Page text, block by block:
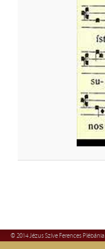
© 2014 Jézus Szíve Ferences Plébánia